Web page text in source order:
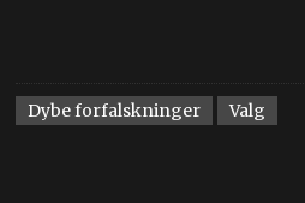
Dybe forfalskninger Valg